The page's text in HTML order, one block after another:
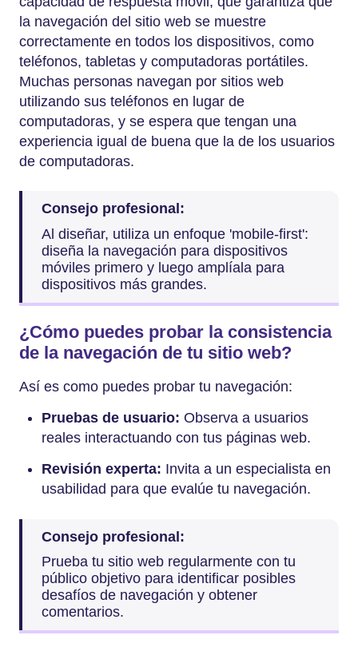
la navegación del sitio web se muestre
correctamente en todos los dispositivos, como
teléfonos, tabletas y computadoras portátiles.
Muchas personas navegan por sitios web
utilizando sus teléfonos en lugar de
computadoras, y se espera que tengan una
experiencia igual de buena que la de los usuarios
de computadoras.
Consejo profesional:
Al diseñar, utiliza un enfoque 'mobile-first':
diseña la navegación para dispositivos
móviles primero y luego amplíala para
dispositivos más grandes.
¿Cómo puedes probar la consistencia
de la navegación de tu sitio web?
Así es como puedes probar tu navegación:
Pruebas de usuario: Observa a usuarios
reales interactuando con tus páginas web.
Revisión experta: Invita a un especialista en
usabilidad para que evalúe tu navegación.
Consejo profesional:
Prueba tu sitio web regularmente con tu
público objetivo para identificar posibles
desafíos de navegación y obtener
comentarios.